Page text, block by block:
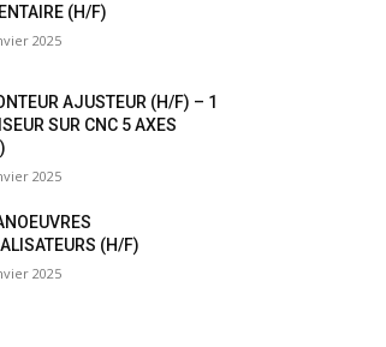
(H/F)
2025
AJUSTEUR (H/F) – 1
SUR CNC 5 AXES
2025
(H/F)
2025